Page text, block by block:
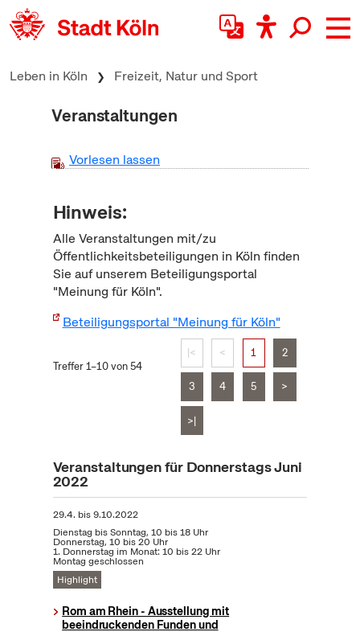
zum Inhalt springen
Leben in Köln Freizeit, Natur und Sport
Veranstaltungen
Vorlesen lassen
Hinweis:
Alle Veranstaltungen mit/zu
Öffentlichkeitsbeteiligungen in Köln finden
Sie auf unserem Beteiligungsportal
"Meinung für Köln".
Beteiligungsportal "Meinung für Köln"
Treffer 1–10 von 54
|< < 1 2
3 4 5 >
>|
Veranstaltungen für Donnerstags Juni
2022
29.4. bis9.10.2022
Dienstag bis Sonntag, 10 bis 18 Uhr
Donnerstag, 10 bis 20 Uhr
1. Donnerstag im Monat: 10 bis 22 Uhr
Montag geschlossen
Highlight
Rom am Rhein - Ausstellung mit
beeindruckenden Funden und